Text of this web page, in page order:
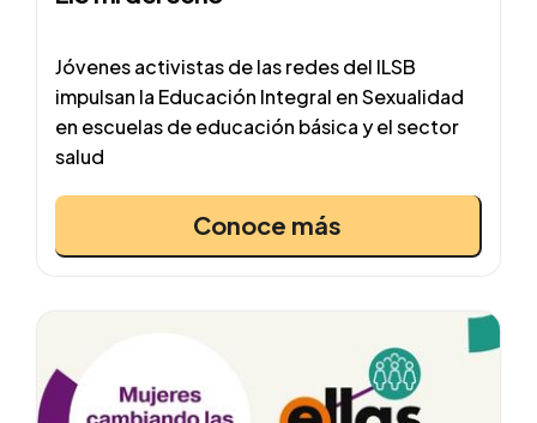
Jóvenes activistas de las redes del ILSB
impulsan la Educación Integral en Sexualidad
en escuelas de educación básica y el sector
salud
Conoce más